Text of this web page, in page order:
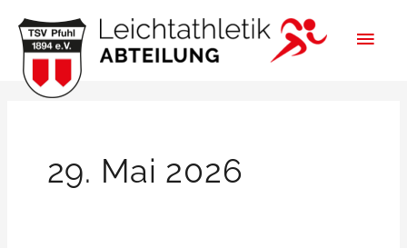
Inhalt
springen
29. Mai 2026